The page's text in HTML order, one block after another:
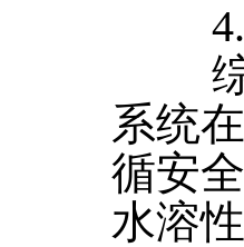
4.
综
系统
循安
水溶